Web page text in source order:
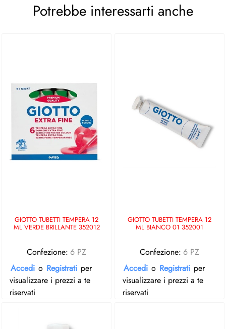
Potrebbe interessarti anche
GIOTTO TUBETTI TEMPERA 12
ML VERDE BRILLANTE 352012
Confezione: 6 PZ
Accedi o Registrati per
visualizzare i prezzi a te
riservati
GIOTTO TUBETTI TEMPERA 12
ML BIANCO 01 352001
Confezione: 6 PZ
Accedi o Registrati per
visualizzare i prezzi a te
riservati